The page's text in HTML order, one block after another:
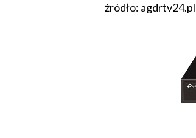
źródło: agdrtv24.pl